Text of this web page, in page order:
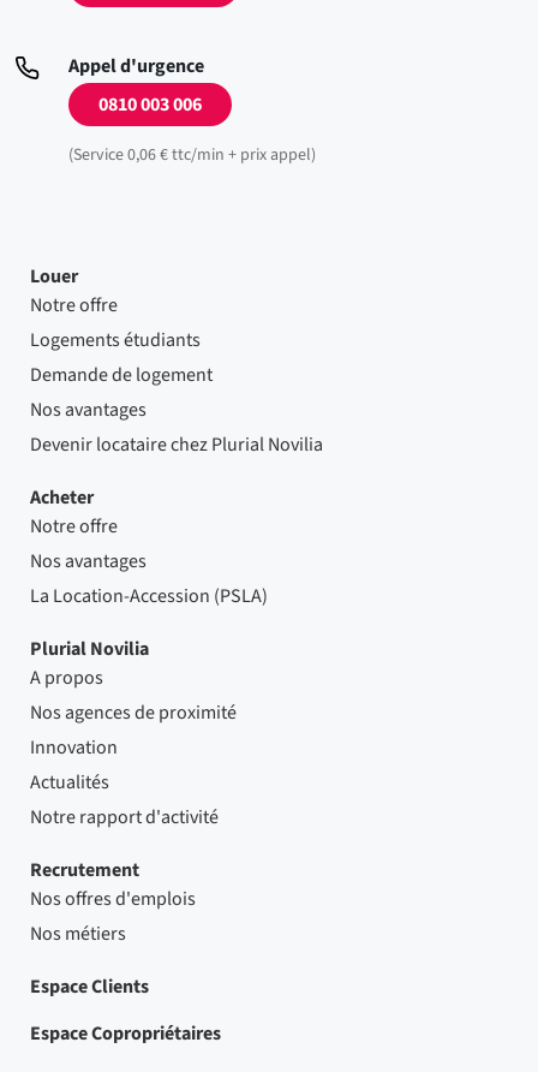
Appel d'urgence
0810 003 006
(Service 0,06 € ttc/min + prix appel)
Louer
Notre offre
Logements étudiants
Demande de logement
Nos avantages
Devenir locataire chez Plurial Novilia
Acheter
Notre offre
Nos avantages
La Location-Accession (PSLA)
Plurial Novilia
A propos
Nos agences de proximité
Innovation
Actualités
Notre rapport d'activité
Recrutement
Nos offres d'emplois
Nos métiers
Espace Clients
Espace Copropriétaires